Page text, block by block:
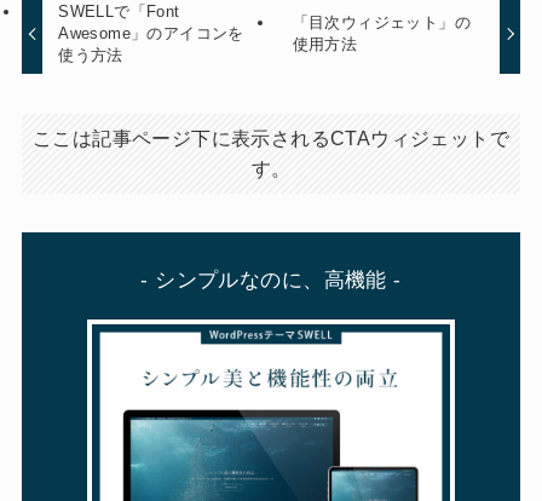
SWELLで「Font
Awesome」のアイコンを
使う方法
「目次ウィジェット」の
使用方法
ここは記事ページ下に表示されるCTAウィジェットで
す。
- シンプルなのに、高機能 -